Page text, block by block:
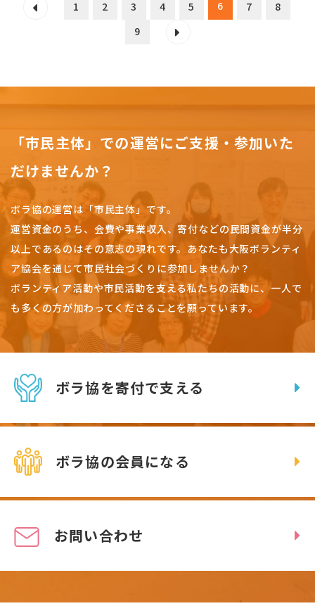
1 2 3 4 5 6 7
8
9
「市民主体」での運営にご支援・参加いた
だけませんか？
ボラ協の運営は「市民主体」です。
運営資金のうち、会費や事業収入、寄付などの民間資金が半分
以上であるのはその意志の現れです。 あなたも大阪ボランティ
ア協会を通じて市民社会づくりに参加しませんか？
ボランティア活動や市民活動を支える私たちの活動に、一人で
も多くの方が加わってくださることを願っています。
ボラ協を寄付で支える
ボラ協の会員になる
お問い合わせ